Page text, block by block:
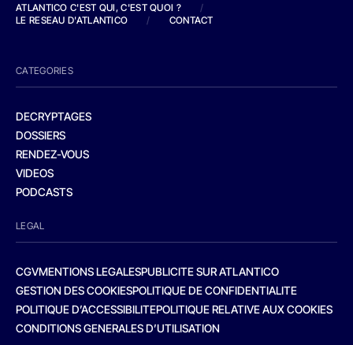
ATLANTICO C'EST QUI, C'EST QUOI ?
/
LE RESEAU D'ATLANTICO
/ CONTACT
CATEGORIES
DECRYPTAGES
DOSSIERS
RENDEZ-VOUS
VIDEOS
PODCASTS
LEGAL
CGVMENTIONS LEGALESPUBLICITE SUR ATLANTICO
GESTION DES COOKIESPOLITIQUE DE CONFIDENTIALITE
POLITIQUE D’ACCESSIBILITEPOLITIQUE RELATIVE AUX COOKIES
CONDITIONS GENERALES D’UTILISATION